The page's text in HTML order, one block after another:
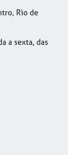
Rio de
a sexta, das